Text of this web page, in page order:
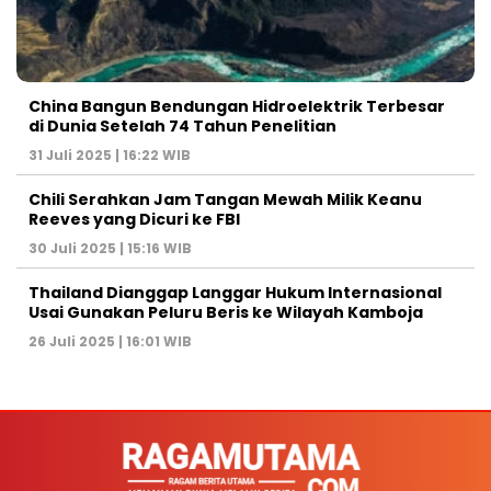
China Bangun Bendungan Hidroelektrik Terbesar
di Dunia Setelah 74 Tahun Penelitian
31 Juli 2025 | 16:22 WIB
Chili Serahkan Jam Tangan Mewah Milik Keanu
Reeves yang Dicuri ke FBI
30 Juli 2025 | 15:16 WIB
Thailand Dianggap Langgar Hukum Internasional
Usai Gunakan Peluru Beris ke Wilayah Kamboja
26 Juli 2025 | 16:01 WIB